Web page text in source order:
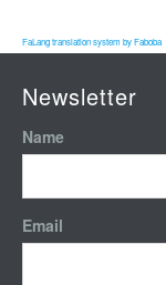
FaLang translation system by Faboba
Newsletter
Name
Email